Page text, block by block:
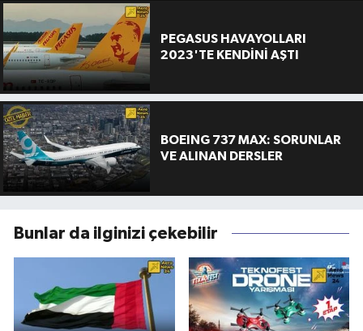
PEGASUS HAVAYOLLARI
2023'TE KENDİNİ AŞTI
BOEING 737 MAX: SORUNLAR
VE ALINAN DERSLER
Bunlar da ilginizi çekebilir